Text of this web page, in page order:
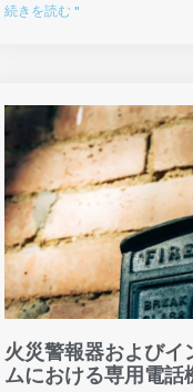
続きを読む "
火災警報器および
ムにおける専用電話